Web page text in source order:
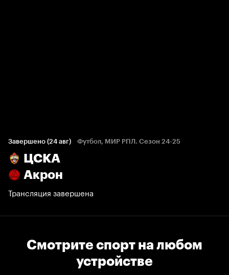
Завершено (24 авг) Футбол, МИР РПЛ. Сезон 24-25
ЦСКА
Акрон
Трансляция завершена
Смотрите спорт на любом
устройстве